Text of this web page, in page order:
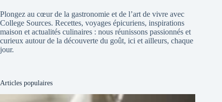
Plongez au cœur de la gastronomie et de l’art de vivre avec
College Sources. Recettes, voyages épicuriens, inspirations
maison et actualités culinaires : nous réunissons passionnés et
curieux autour de la découverte du goût, ici et ailleurs, chaque
jour.
Articles populaires